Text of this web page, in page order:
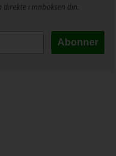
i innboksen din.
Abonner